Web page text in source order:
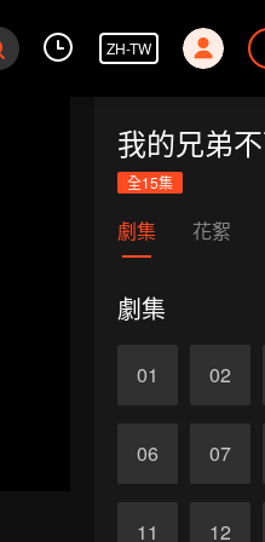
ZH-TW
我的兄弟
全15集
劇集 花絮
劇集
01 02
06 07
11 12